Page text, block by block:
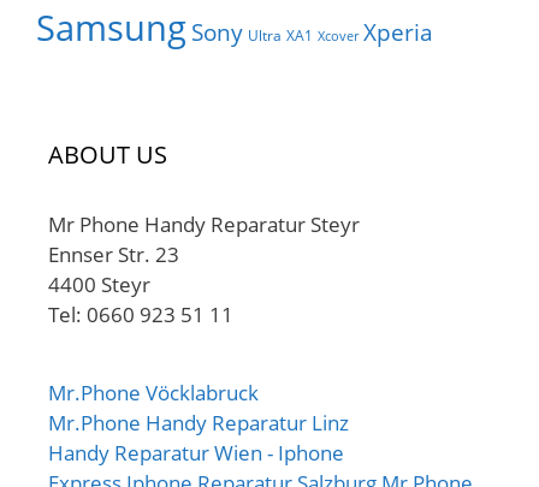
Samsung Sony Ultra XA1 Xcover Xperia
ABOUT US
Mr Phone Handy Reparatur Steyr
Ennser Str. 23
4400 Steyr
Tel: 0660 923 51 11
Mr.Phone Vöcklabruck
Mr.Phone Handy Reparatur Linz
Handy Reparatur Wien - Iphone